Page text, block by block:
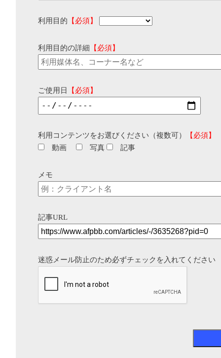
利用目的 【必須】
利用目的の詳細 【必須】
ご使用日 【必須】
利用コンテンツをお選びください（複数可）
【必須】
動画
写真 記事
メモ
記事URL
迷惑メール防止のため必ずチェックを入れてください